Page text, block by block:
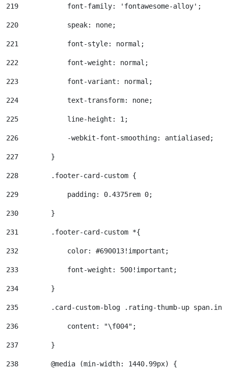
219
            font-family: 'fontawesome-alloy';
220
            speak: none;
221
            font-style: normal;
222
            font-weight: normal;
223
            font-variant: normal;
224
            text-transform: none;
225
            line-height: 1;
226
            -webkit-font-smoothing: antialiased;
227
        }
228
        .footer-card-custom {
229
            padding: 0.4375rem 0;
230
        }
231
        .footer-card-custom *{
232
            color: #690013!important;
233
            font-weight: 500!important;
234
        }
235
.card-custom-blog .rating-thumb-up
236
            content: "\f004";
237
        }
238
        @media (min-width: 1440.99px) {